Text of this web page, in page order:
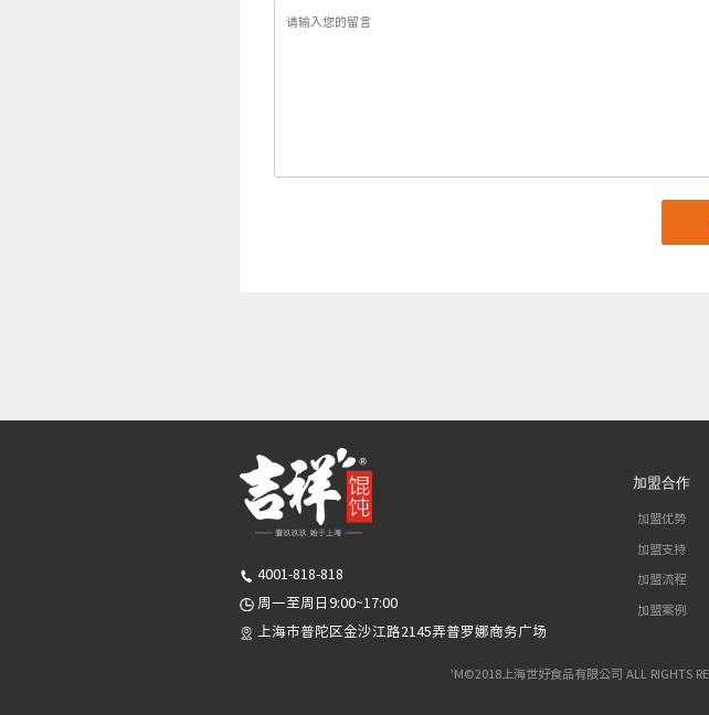
4001-818-818
周一至周日9:00~17:00
上海市普陀区金沙江路2145弄普罗娜商务广场
加盟合作
加盟优势
加盟支持
加盟流程
加盟案例
'M©2018上海世好食品有限公司 ALL RIGHTS